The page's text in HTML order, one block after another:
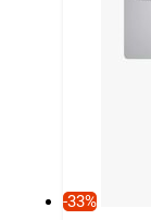
-33%